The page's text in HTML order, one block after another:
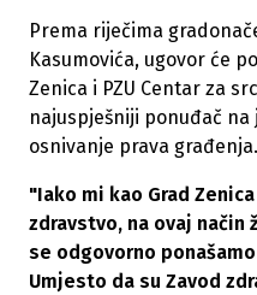
Prema riječima
Kasumovića, ugovor će
Zenica i PZU Centar za
najuspješniji ponuđač
osnivanje prava građenja.
"Iako mi kao Grad
zdravstvo, na ovaj
se odgovorno
Umjesto da su Zavod